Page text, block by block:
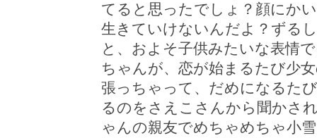
てると思ったでしょ？顔にか
生きていけないんだよ？ずる
と、およそ子供みたいな表情
ちゃんが、恋が始まるたび少
張っちゃって、だめになるた
るのをさえこさんから聞かさ
ゃんの親友でめちゃめちゃ小